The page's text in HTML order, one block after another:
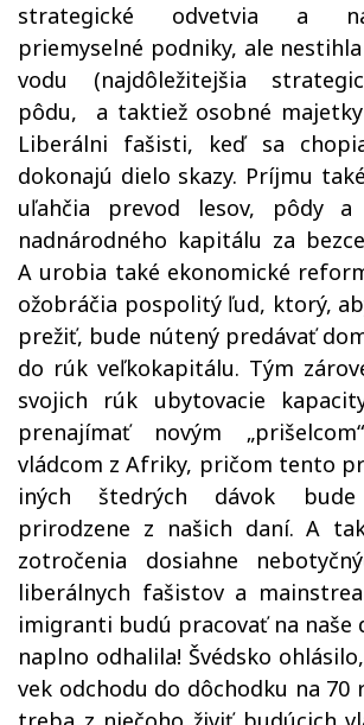
strategické odvetvia a
priemyselné podniky, ale
vodu (najdôležitejšia
pôdu, a taktiež osobné majetky
Liberálni fašisti, keď sa
dokonajú dielo skazy. Príjmu
uľahčia prevod lesov, pôdy
nadnárodného kapitálu za
A urobia také ekonomické
ožobráčia pospolitý ľud, ktorý,
prežiť, bude nútený predávať
do rúk veľkokapitálu. Tým
svojich rúk ubytovacie
prenajímať novým
vládcom z Afriky, pričom tento
iných štedrých dávok
prirodzene z našich daní. A
zotročenia dosiahne
liberálnych fašistov a
imigranti budú pracovať na naše
naplno odhalila! Švédsko
vek odchodu do dôchodku na 70